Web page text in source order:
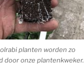
planten worden zo
door onze plantenkweker.